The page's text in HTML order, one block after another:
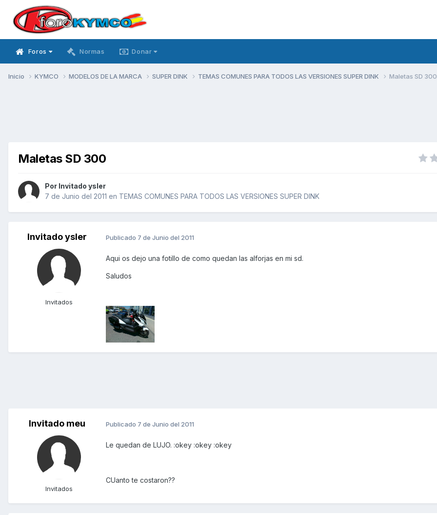
Foros Normas Donar
Inicio KYMCO MODELOS DE LA MARCA SUPER DINK TEMAS COMUNES PARA TODOS LAS VERSIONES SUPER DINK Maletas SD 300
Maletas SD 300
Por Invitado ysler
7 de Junio del 2011 en TEMAS COMUNES PARA TODOS LAS VERSIONES SUPER DINK
Invitado ysler
Invitados
Publicado 7 de Junio del 2011
Aqui os dejo una fotillo de como quedan las alforjas en mi sd.
Saludos
Invitado meu
Invitados
Publicado 7 de Junio del 2011
Le quedan de LUJO. :okey :okey :okey
CUanto te costaron??